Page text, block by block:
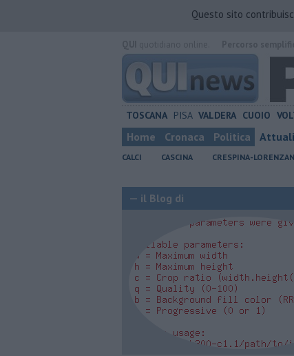
Questo sito
TOSCANA PISA VALDERA CUOIO
Home Cronaca Politica
CALCI CASCINA CRESPINA-
— il Blog di